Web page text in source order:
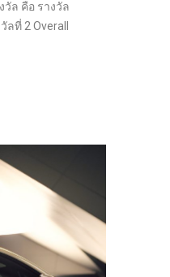
วัล คือ รางวัล
ที่ 2 Overall